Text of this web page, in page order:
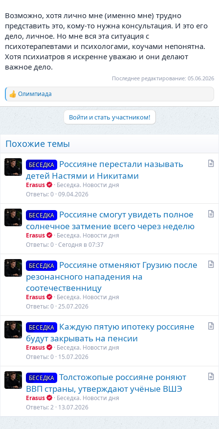
Возможно, хотя лично мне (именно мне) трудно
представить это, кому-то нужна консультация. И это его
дело, личное. Но мне вся эта ситуация с
психотерапевтами и психологами, коучами непонятна.
Хотя психиатров я искренне уважаю и они делают
важное дело.
Последнее редактирование: 05.06.2026
Р
е
и
:
Олимпиада
Войти и стать участником!
Похожие темы
БЕСЕДКА
Россияне перестали называть
детей Настями и Никитами
Erasus
Беседка. Новости дня
Ответы 0 09.04.2026
БЕСЕДКА
Россияне смогут увидеть полное
солнечное затмение всего через неделю
Erasus
Беседка. Новости дня
Ответы 0 Сегодня в 07:37
БЕСЕДКА
Россияне отменяют Грузию после
резонансного нападения на
соотечественницу
Erasus
Беседка. Новости дня
Ответы 0 25.07.2026
БЕСЕДКА
Каждую пятую ипотеку россияне
будут закрывать на пенсии
Erasus
Беседка. Новости дня
Ответы 0 15.07.2026
ь
БЕСЕДКА
Толстожопые россияне роняют
ВВП страны, утверждают учёные ВШЭ
Erasus
Беседка. Новости дня
Ответы 2 13.07.2026